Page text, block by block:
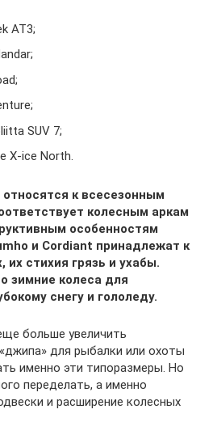
AT3;
SUV 7;
X-ice North.
к всесезонным
колесным аркам
особенностям
и Cordiant принадлежат к
стихия грязь и ухабы.
зимние колеса для
снегу и гололеду.
больше увеличить
для рыбалки или охоты
именно эти типоразмеры. Но
переделать, а именно
и расширение колесных